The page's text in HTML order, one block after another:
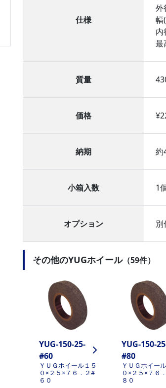
仕様
外
幅
最
質量
価格
納期 約
小箱入数 1
オプション
その他のYUGホイール（59件）
YUG-150-25-
#60
ＹＵＧホイール１５
０×２５×７６．２#
６０
YUG-150-
#80
ＹＵＧホイー
０×２５×７６
８０